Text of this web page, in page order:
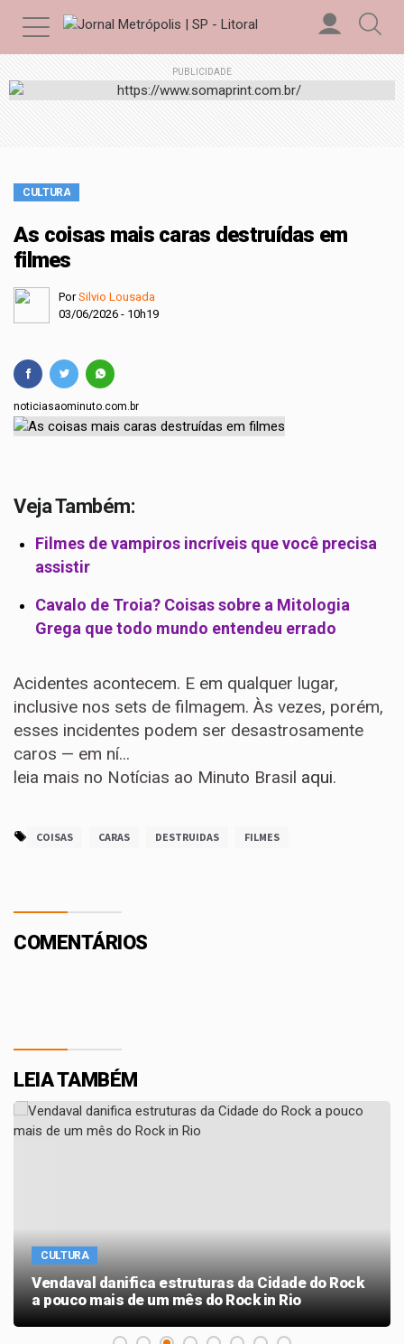
PUBLICIDADE
CULTURA
As coisas mais caras destruídas em
filmes
PorSilvio Lousada
03/06/2026 - 10h19
noticiasaominuto.com.br
Veja Também:
Filmes de vampiros incríveis que você precisa
assistir
Cavalo de Troia? Coisas sobre a Mitologia
Grega que todo mundo entendeu errado
Acidentes acontecem. E em qualquer lugar,
inclusive nos sets de filmagem. Às vezes, porém,
esses incidentes podem ser desastrosamente
caros — em ní...
leia mais no Notícias ao Minuto Brasil aqui.
COISAS CARAS DESTRUIDAS FILMES
COMENTÁRIOS
LEIA TAMBÉM
CULTURA
Vendaval danifica estruturas da Cidade do Rock
a pouco mais de um mês do Rock in Rio